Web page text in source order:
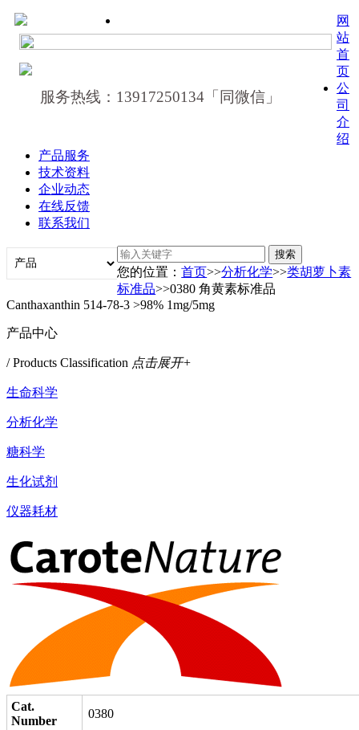
服务热线：13917250134「同微信」
网
站
首
页
公
司
介
绍
产品服务
技术资料
企业动态
在线反馈
联系我们
您的位置：首页>>分析化学>>类胡萝卜素
标准品>>0380 角黄素标准品
Canthaxanthin 514-78-3 >98% 1mg/5mg
产品中心
/ Products Classification 点击展开+
生命科学
分析化学
糖科学
生化试剂
仪器耗材
Cat.
Number
0380